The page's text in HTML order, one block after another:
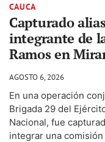
CAUCA
Capturado
integrante de
Ramos en
AGOSTO 6, 2026
En una operación
Brigada 29 del
Nacional, fue
integrar una